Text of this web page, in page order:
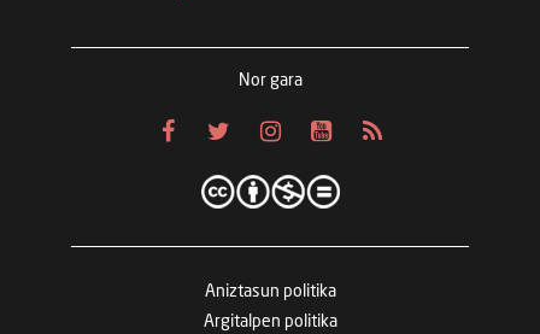
Nor gara
Aniztasun politika
Argitalpen politika